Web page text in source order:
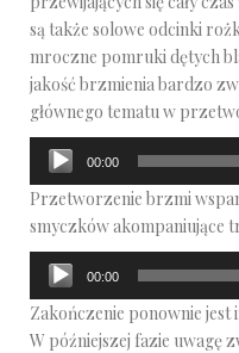
są także solowe odcinki
mroczne pomruki dętych
jakość brzmienia bardzo
głównego tematu w
Odtwarzacz
plików
dźwiękowych
00:00
Przetworzenie brzmi
smyczków akompaniujące
Odtwarzacz
plików
dźwiękowych
00:00
Zakończenie ponownie
W późniejszej fazie uwagę